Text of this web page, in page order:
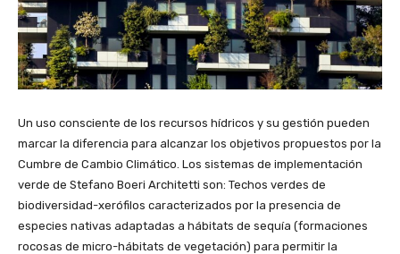
Un uso consciente de los recursos hídricos y su gestión pueden
marcar la diferencia para alcanzar los objetivos propuestos por la
Cumbre de Cambio Climático. Los sistemas de implementación
verde de Stefano Boeri Architetti son: Techos verdes de
biodiversidad-xerófilos caracterizados por la presencia de
especies nativas adaptadas a hábitats de sequía (formaciones
rocosas de micro-hábitats de vegetación) para permitir la